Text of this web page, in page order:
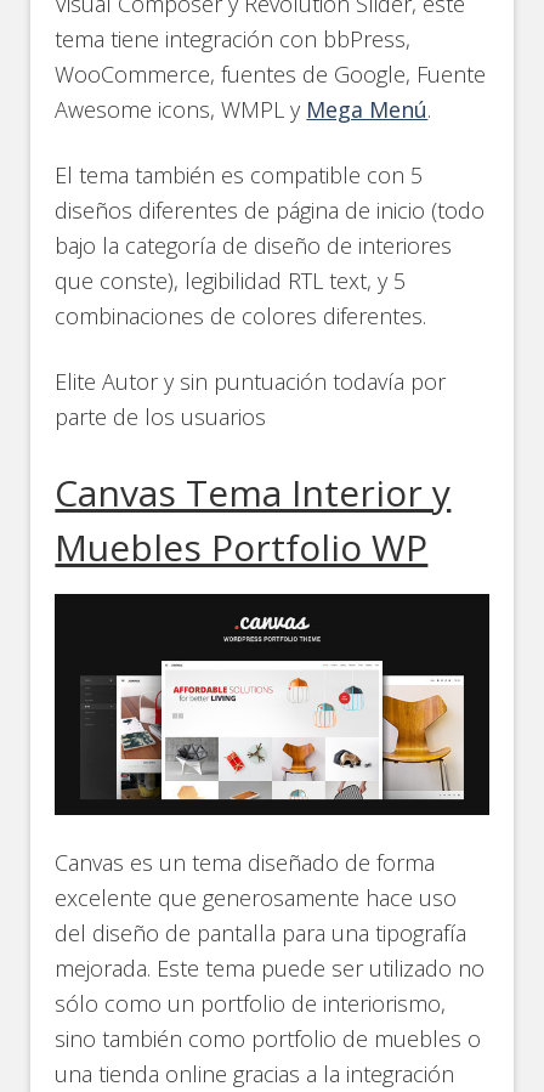
tema tiene integración con bbPress,
WooCommerce, fuentes de Google, Fuente
Awesome icons, WMPL y Mega Menú.
El tema también es compatible con 5
diseños diferentes de página de inicio (todo
bajo la categoría de diseño de interiores
que conste), legibilidad RTL text, y 5
combinaciones de colores diferentes.
Elite Autor y sin puntuación todavía por
parte de los usuarios
Canvas Tema Interior y
Muebles Portfolio WP
Canvas es un tema diseñado de forma
excelente que generosamente hace uso
del diseño de pantalla para una tipografía
mejorada. Este tema puede ser utilizado no
sólo como un portfolio de interiorismo,
sino también como portfolio de muebles o
una tienda online gracias a la integración